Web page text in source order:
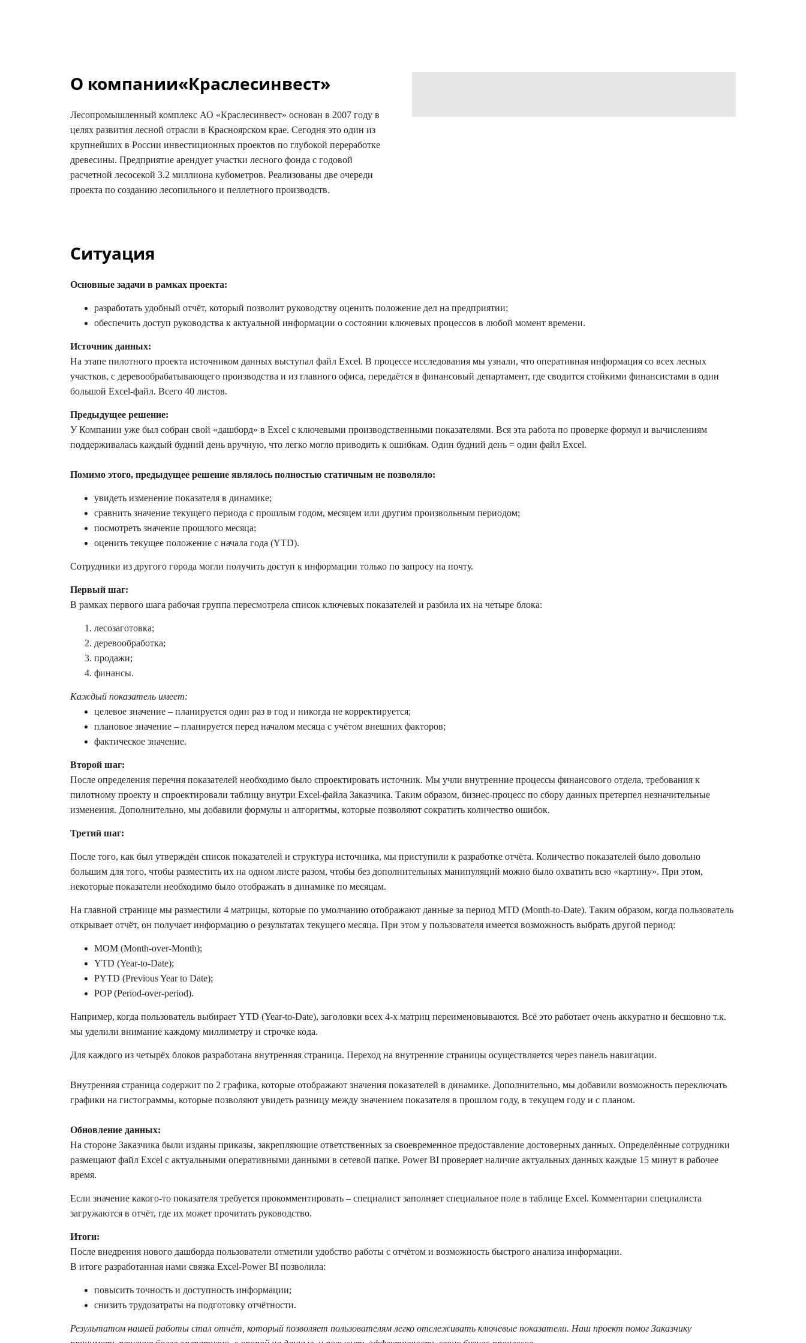
О компании«Краслесинвест»
Лесопромышленный комплекс АО «Краслесинвест» основан в 2007 году в
целях развития лесной отрасли в Красноярском крае. Сегодня это один из
крупнейших в России инвестиционных проектов по глубокой переработке
древесины. Предприятие арендует участки лесного фонда с годовой
расчетной лесосекой 3.2 миллиона кубометров. Реализованы две очереди
проекта по созданию лесопильного и пеллетного производств.
Ситуация
Основные задачи в рамках проекта:
разработать удобный отчёт, который позволит руководству оценить положение дел на предприятии;
обеспечить доступ руководства к актуальной информации о состоянии ключевых процессов в любой момент времени.
Источник данных:
На этапе пилотного проекта источником данных выступал файл Excel. В процессе исследования мы узнали, что оперативная информация со всех лесных
участков, с деревообрабатывающего производства и из главного офиса, передаётся в финансовый департамент, где сводится стойкими финансистами в один
большой Excel-файл. Всего 40 листов.
Предыдущее решение:
У Компании уже был собран свой «дашборд» в Excel с ключевыми производственными показателями. Вся эта работа по проверке формул и вычислениям
поддерживалась каждый будний день вручную, что легко могло приводить к ошибкам. Один будний день = один файл Excel.
Помимо этого, предыдущее решение являлось полностью статичным не позволяло:
увидеть изменение показателя в динамике;
сравнить значение текущего периода с прошлым годом, месяцем или другим произвольным периодом;
посмотреть значение прошлого месяца;
оценить текущее положение с начала года (YTD).
Сотрудники из другого города могли получить доступ к информации только по запросу на почту.
Первый шаг:
В рамках первого шага рабочая группа пересмотрела список ключевых показателей и разбила их на четыре блока:
лесозаготовка;
деревообработка;
продажи;
финансы.
Каждый показатель имеет:
целевое значение – планируется один раз в год и никогда не корректируется;
плановое значение – планируется перед началом месяца с учётом внешних факторов;
фактическое значение.
Второй шаг:
После определения перечня показателей необходимо было спроектировать источник. Мы учли внутренние процессы финансового отдела, требования к
пилотному проекту и спроектировали таблицу внутри Excel-файла Заказчика. Таким образом, бизнес-процесс по сбору данных претерпел незначительные
изменения. Дополнительно, мы добавили формулы и алгоритмы, которые позволяют сократить количество ошибок.
Третий шаг:
После того, как был утверждён список показателей и структура источника, мы приступили к разработке отчёта. Количество показателей было довольно
большим для того, чтобы разместить их на одном листе разом, чтобы без дополнительных манипуляций можно было охватить всю «картину». При этом,
некоторые показатели необходимо было отображать в динамике по месяцам.
На главной странице мы разместили 4 матрицы, которые по умолчанию отображают данные за период MTD (Month-to-Date). Таким образом, когда пользователь
открывает отчёт, он получает информацию о результатах текущего месяца. При этом у пользователя имеется возможность выбрать другой период:
MOM (Month-over-Month);
YTD (Year-to-Date);
PYTD (Previous Year to Date);
POP (Period-over-period).
Например, когда пользователь выбирает YTD (Year-to-Date), заголовки всех 4-х матриц переименовываются. Всё это работает очень аккуратно и бесшовно т.к.
мы уделили внимание каждому миллиметру и строчке кода.
Для каждого из четырёх блоков разработана внутренняя страница. Переход на внутренние страницы осуществляется через панель навигации.
Внутренняя страница содержит по 2 графика, которые отображают значения показателей в динамике. Дополнительно, мы добавили возможность переключать
графики на гистограммы, которые позволяют увидеть разницу между значением показателя в прошлом году, в текущем году и с планом.
Обновление данных:
На стороне Заказчика были изданы приказы, закрепляющие ответственных за своевременное предоставление достоверных данных. Определённые сотрудники
размещают файл Excel с актуальными оперативными данными в сетевой папке. Power BI проверяет наличие актуальных данных каждые 15 минут в рабочее
время.
Если значение какого-то показателя требуется прокомментировать – специалист заполняет специальное поле в таблице Excel. Комментарии специалиста
загружаются в отчёт, где их может прочитать руководство.
Итоги:
После внедрения нового дашборда пользователи отметили удобство работы с отчётом и возможность быстрого анализа информации.
В итоге разработанная нами связка Excel-Power BI позволила:
повысить точность и доступность информации;
снизить трудозатраты на подготовку отчётности.
Результатом нашей работы стал отчёт, который позволяет пользователям легко отслеживать ключевые показатели. Наш проект помог Заказчику